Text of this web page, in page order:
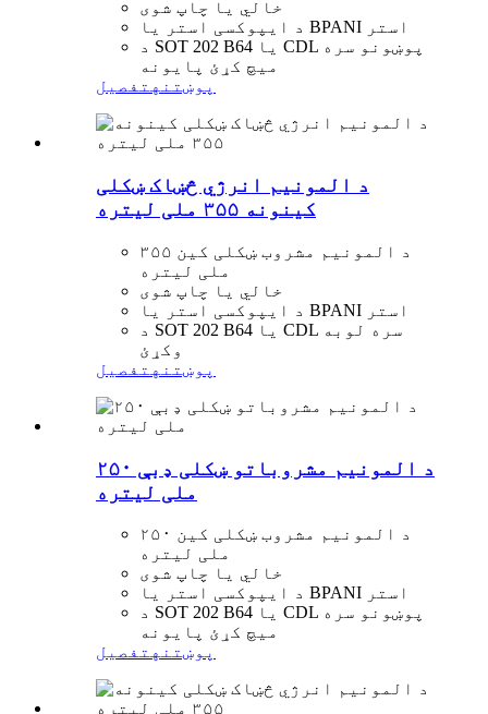
خالي یا چاپ شوی
د ایپوکسی استر یا BPANI استر
د SOT 202 B64 یا CDL پوښونو سره
میچ کړئ پایونه
پوښتنهتفصیل
د المونیم انرژي څښاک ښکلی
کینونه ۳۵۵ ملی لیتره
د المونیم مشروب ښکلی کین ۳۵۵
ملی لیتره
خالي یا چاپ شوی
د ایپوکسی استر یا BPANI استر
د SOT 202 B64 یا CDL سره لوبه
وکړئ
پوښتنه تفصیل
د المونیم مشروباتو ښکلی ډبې ۲۵۰
ملی لیتره
د المونیم مشروب ښکلی کین ۲۵۰
ملی لیتره
خالي یا چاپ شوی
د ایپوکسی استر یا BPANI استر
د SOT 202 B64 یا CDL پوښونو سره
میچ کړئ پایونه
پوښتنه تفصیل